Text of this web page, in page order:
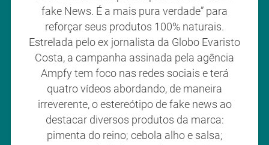
fake News. É a mais pura verdade” para
reforçar seus produtos 100% naturais.
Estrelada pelo ex jornalista da Globo Evaristo
Costa, a campanha assinada pela agência
Ampfy tem foco nas redes sociais e terá
quatro vídeos abordando, de maneira
irreverente, o estereótipo de fake news ao
destacar diversos produtos da marca:
pimenta do reino; cebola alho e salsa;